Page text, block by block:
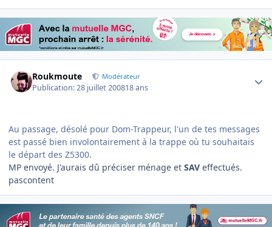
Roukmoute Modérateur
Publication:28 juillet 200818 ans
Au passage, désolé pour Dom-Trappeur, l'un de tes messages
est passé bien involontairement à la trappe où tu souhaitais
le départ des Z5300.
MP envoyé. J'aurais dû préciser ménage et SAV effectués.
pascontent